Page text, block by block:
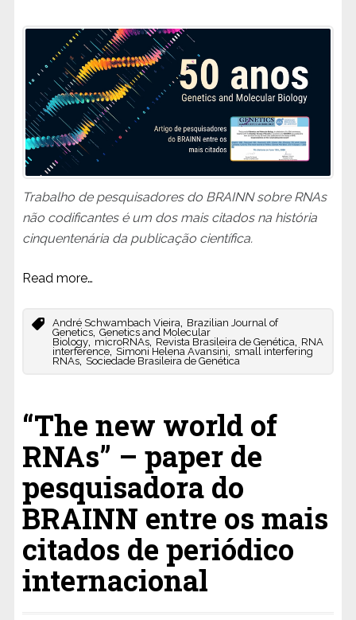
Trabalho de pesquisadores do BRAINN sobre RNAs
não codificantes é um dos mais citados na história
cinquentenária da publicação científica.
Read more…
André Schwambach Vieira
Brazilian Journal of
Genetics, Genetics and Molecular
Biology, microRNAs, Revista Brasileira de Genética
RNA
interference, Simoni Helena Avansini, small interfering
RNAs, Sociedade Brasileira de Genética
“The new world of
RNAs” – paper de
pesquisadora do
BRAINN entre os mais
citados de periódico
internacional